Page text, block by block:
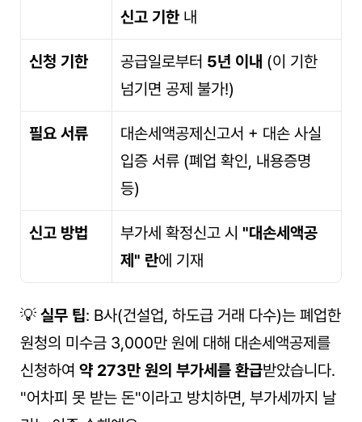
신고 기한 내
신청 기한 공급일로부터 5년 이내 (이 기한
넘기면 공제 불가!)
필요 서류
대손세액공제신고서 + 대손 사실
입증 서류 (폐업 확인, 내용증명
등)
신고 방법 부가세 확정신고 시 "대손세액공
제" 란에 기재
💡 실무 팁: B사(건설업, 하도급 거래 다수)는 폐업한
원청의 미수금 3,000만 원에 대해 대손세액공제를
신청하여 약 273만 원의 부가세를 환급받았습니다.
"어차피 못 받는 돈"이라고 방치하면, 부가세까지 날